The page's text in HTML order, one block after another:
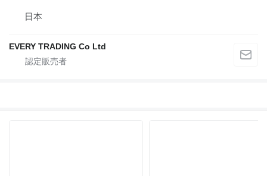
日本
EVERY TRADING Co Ltd